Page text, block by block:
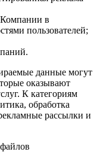
Компании в
пользователей;
данные могут
оказывают
К категориям
обработка
рассылки и